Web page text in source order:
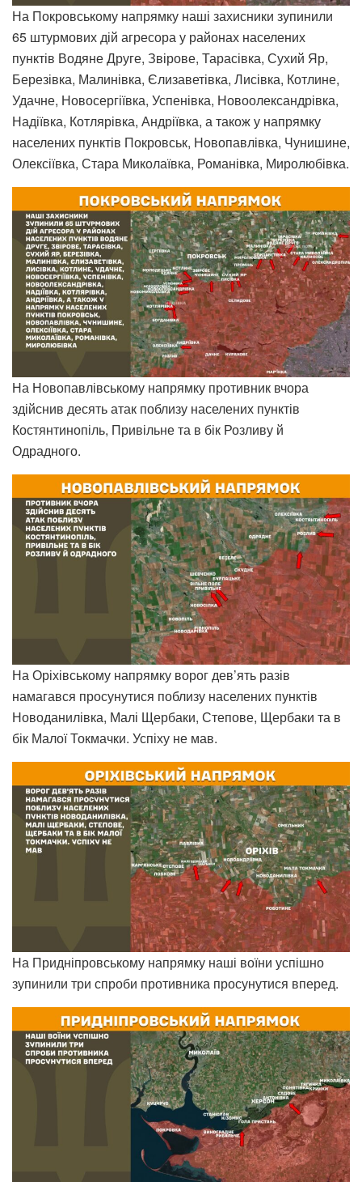
На Покровському напрямку наші захисники зупинили
65 штурмових дій агресора у районах населених
пунктів Водяне Друге, Звірове, Тарасівка, Сухий Яр,
Березівка, Малинівка, Єлизаветівка, Лисівка, Котлине,
Удачне, Новосергіївка, Успенівка, Новоолександрівка,
Надіївка, Котлярівка, Андріївка, а також у напрямку
населених пунктів Покровськ, Новопавлівка, Чунишине,
Олексіївка, Стара Миколаївка, Романівка, Миролюбівка.
На Новопавлівському напрямку противник вчора
здійснив десять атак поблизу населених пунктів
Костянтинопіль, Привільне та в бік Розливу й
Одрадного.
На Оріхівському напрямку ворог дев’ять разів
намагався просунутися поблизу населених пунктів
Новоданилівка, Малі Щербаки, Степове, Щербаки та в
бік Малої Токмачки. Успіху не мав.
На Придніпровському напрямку наші воїни успішно
зупинили три спроби противника просунутися вперед.